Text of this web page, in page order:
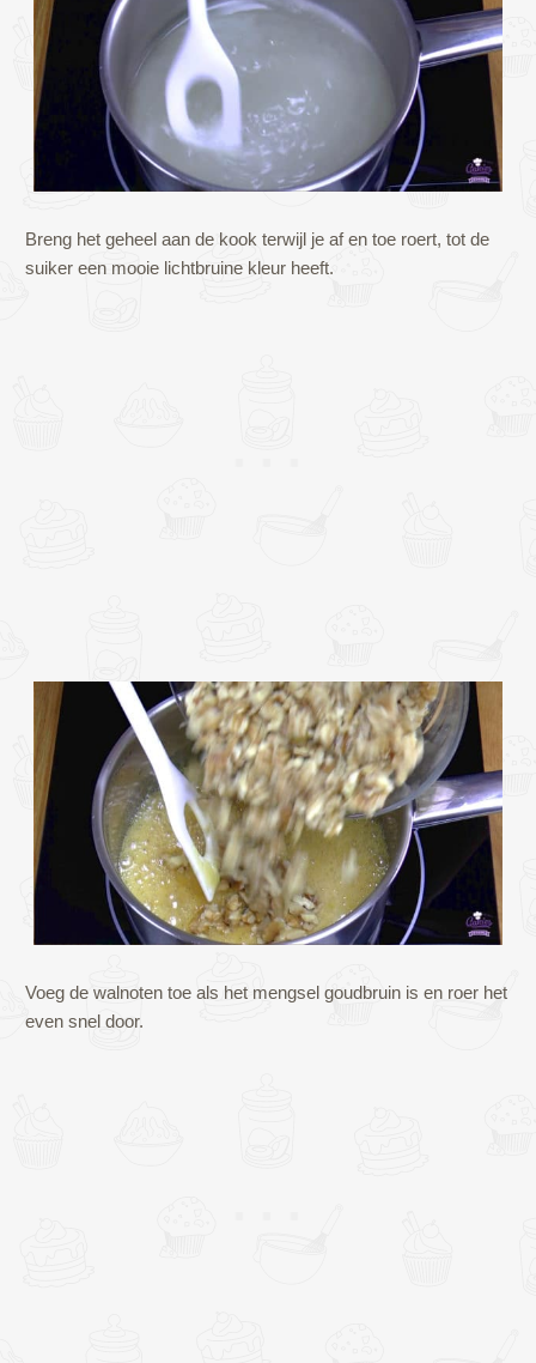
Breng het geheel aan de kook terwijl je af en toe roert, tot de
suiker een mooie lichtbruine kleur heeft.
Voeg de walnoten toe als het mengsel goudbruin is en roer het
even snel door.